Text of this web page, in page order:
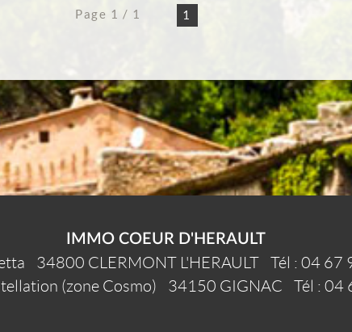
Page 1 / 1 1
IMMO COEUR D'HERAULT
34800 CLERMONT L'HERAULT Tél : 04 67
(zone Cosmo)
34150 GIGNAC Tél : 04